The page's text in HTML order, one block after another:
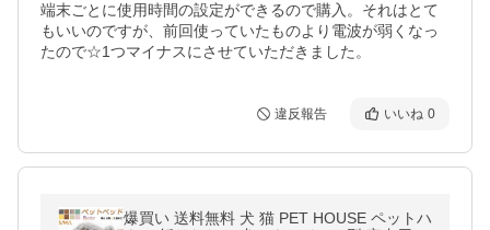
端末ごとに使用時間の設定ができるので購入。それはとて
もいいのですが、前回使っていたものより電波が弱くなっ
たので☆1つマイナスにさせていただきました。
違反報告 いいね 0
爆買い 送料無料 犬 猫 PET HOUSE ペットハ